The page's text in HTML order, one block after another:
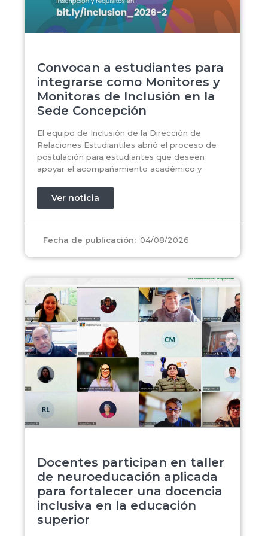
Convocan a estudiantes para
integrarse como Monitores y
Monitoras de Inclusión en la
Sede Concepción
El equipo de Inclusión de la Dirección de
Relaciones Estudiantiles abrió el proceso de
postulación para estudiantes que deseen
apoyar el acompañamiento académico y
Ver noticia
Fecha de publicación: 04/08/2026
Docentes participan en taller
de neuroeducación aplicada
para fortalecer una docencia
inclusiva en la educación
superior